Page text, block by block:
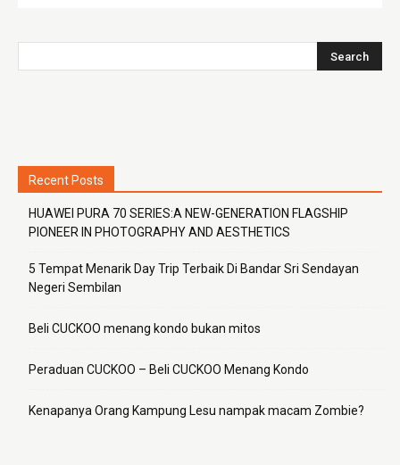
Recent Posts
HUAWEI PURA 70 SERIES:A NEW-GENERATION FLAGSHIP
PIONEER IN PHOTOGRAPHY AND AESTHETICS
5 Tempat Menarik Day Trip Terbaik Di Bandar Sri Sendayan
Negeri Sembilan
Beli CUCKOO menang kondo bukan mitos
Peraduan CUCKOO – Beli CUCKOO Menang Kondo
Kenapanya Orang Kampung Lesu nampak macam Zombie?